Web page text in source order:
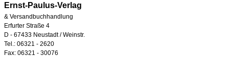
Ernst-Paulus-Verlag
& Versandbuchhandlung
Erfurter Straße 4
D - 67433 Neustadt / Weinstr.
Tel.: 06321 - 2620
Fax: 06321 - 30076